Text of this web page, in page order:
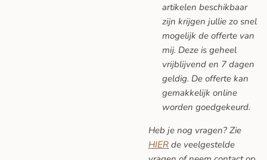
artikelen beschikbaar
zijn krijgen jullie zo snel
mogelijk de offerte van
mij. Deze is geheel
vrijblijvend en 7 dagen
geldig. De offerte kan
gemakkelijk online
worden goedgekeurd.
Heb je nog vragen? Zie
HIER de veelgestelde